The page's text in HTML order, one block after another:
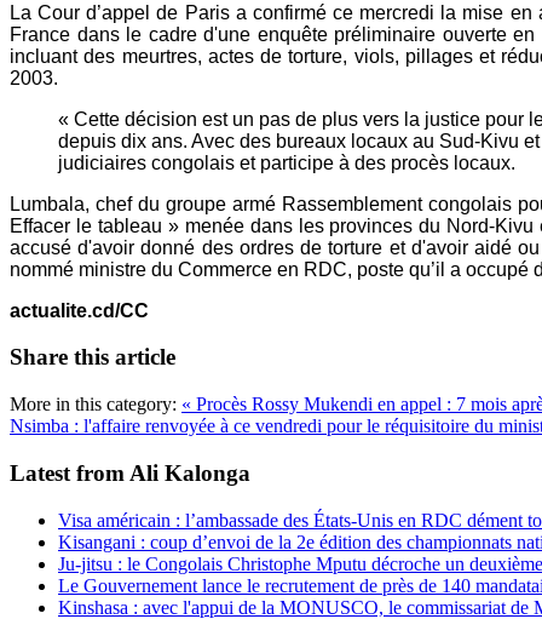
La Cour d’appel de Paris a confirmé ce mercredi la mise
France dans le cadre d'une enquête préliminaire ouverte
incluant des meurtres, actes de torture, viols, pillages et
2003.
« Cette décision est un pas de plus vers la justice pour
depuis dix ans. Avec des bureaux locaux au Sud-Kivu
judiciaires congolais et participe à des procès locaux.
Lumbala, chef du groupe armé Rassemblement congolais
Effacer le tableau » menée dans les provinces du Nord-
accusé d'avoir donné des ordres de torture et d'avoir aidé
nommé ministre du Commerce en RDC, poste qu’il a occupé
actualite.cd/CC
Share this article
More in this category: « Procès Rossy Mukendi en appel : 7 mois
Nsimba : l'affaire renvoyée à ce vendredi pour le réquisitoire du
Latest from Ali Kalonga
Visa américain : l’ambassade des États-Unis en RDC dément
Kisangani : coup d’envoi de la 2e édition des championnats
Ju-jitsu : le Congolais Christophe Mputu décroche un
Le Gouvernement lance le recrutement de près de 140
Kinshasa : avec l'appui de la MONUSCO, le commissariat de